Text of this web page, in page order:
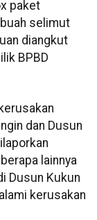
paket
selimut
diangkut
BPBD
dan Dusun
lainnya
Dusun Kukun
kerusakan